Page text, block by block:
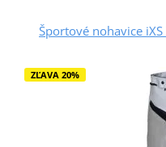
Športové nohavice iXS
ZĽAVA 20%